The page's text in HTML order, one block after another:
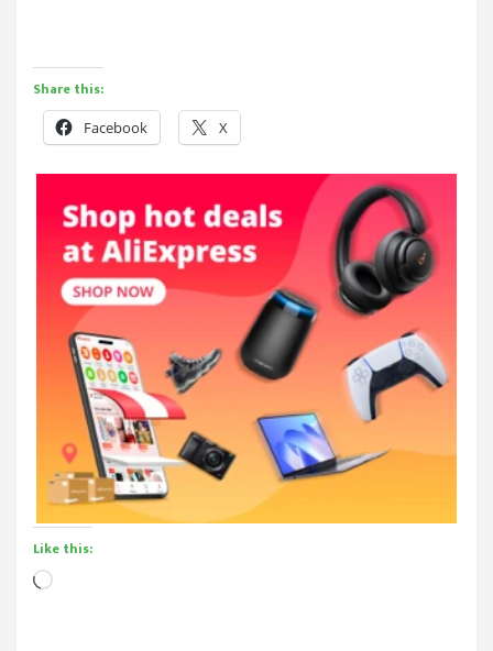
Share this:
Facebook X
Like this:
Loading…